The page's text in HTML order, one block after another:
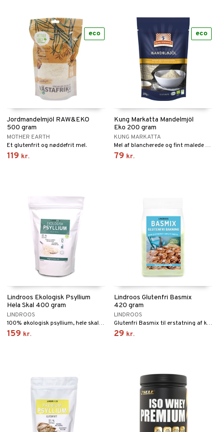
Jordmandelmjöl RAW&EKO
500 gram
MOTHER EARTH
Et glutenfrit og nøddefrit mel.
119 kr.
eco
Kung Markatta Mandelmjöl
Eko 200 gram
KUNG MARKATTA
Mel af blancherede og fint malede økologiske mandler. Det giver melet en neutral smag som passer til forskellige typer af bagning eller til f.eks. at gøre smoothien mere fyldig.
79 kr.
eco
Lindroos Ekologisk Psyllium
Hela Skal 400 gram
LINDROOS
100% økologisk psyllium, hele skaller, fra Indien
159 kr.
Lindroos Glutenfri Basmix
420 gram
LINDROOS
Glutenfri Basmix til erstatning af klassiske hvededej
29 kr.